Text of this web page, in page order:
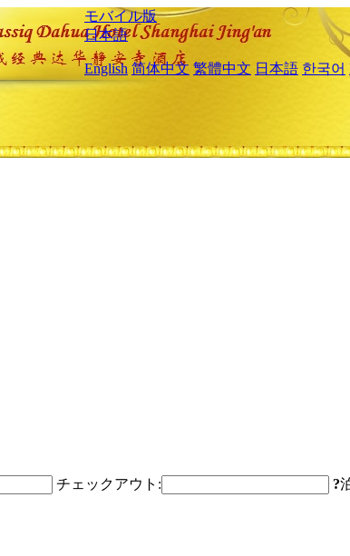
モバイル版
日本語
English 简体中文 繁體中文 日本語 한국어
チェックアウト: ?